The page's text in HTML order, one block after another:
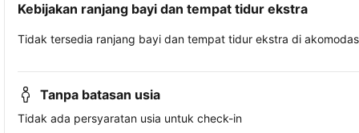
Kebijakan ranjang bayi dan tempat tidur ekstra
Tidak tersedia ranjang bayi dan tempat tidur ekstra di
Tanpa batasan usia
Tidak ada persyaratan usia untuk check-in